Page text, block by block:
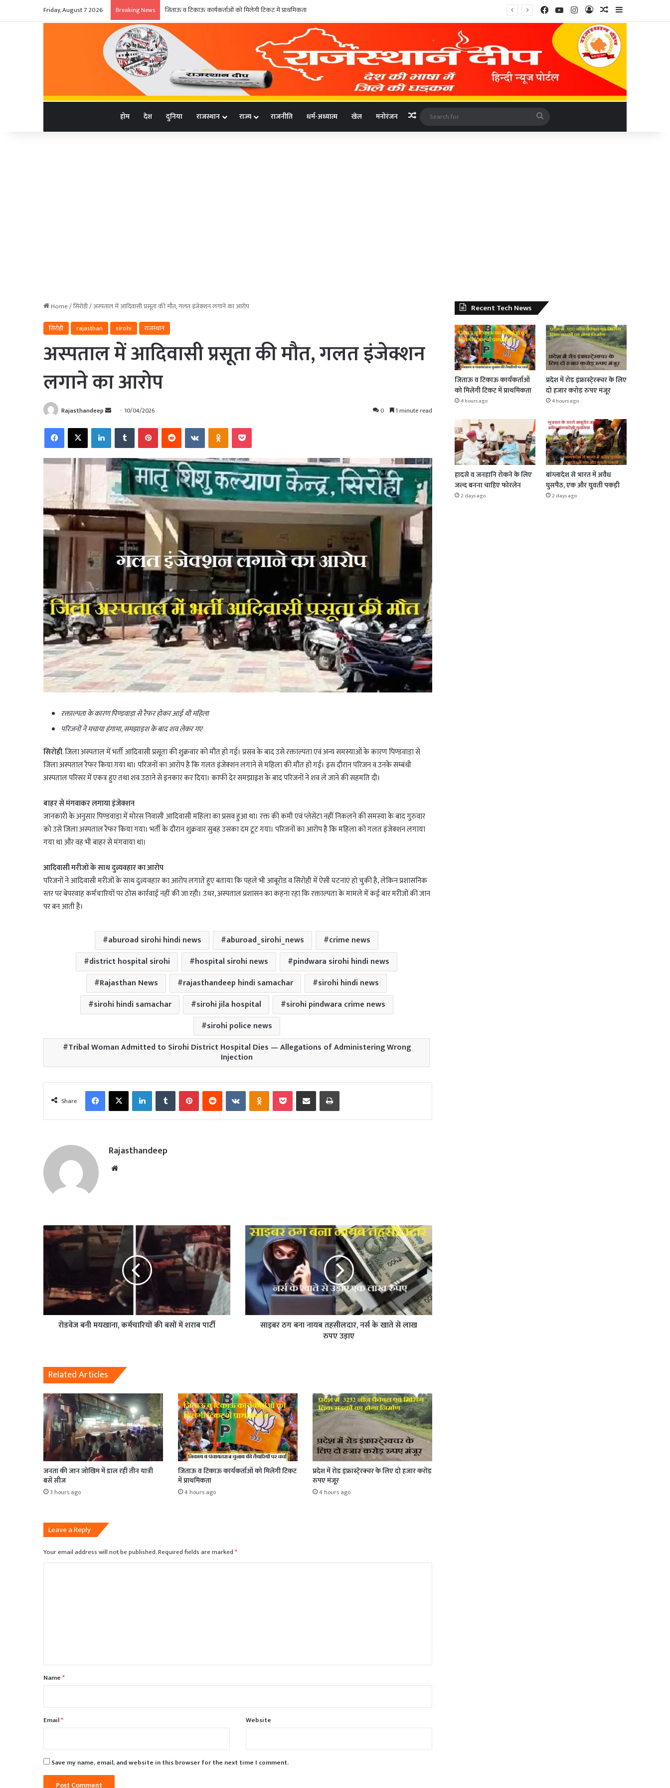
Friday, August 7 2026 Breaking News जिताऊ व टिकाऊ कार्यकर्ताओं को मिलेगी टिकट में प्राथमिकता FacebookYouTubeInstagram
Log InRandom Article
Sidebar
होम देश दुनिया राजस्थान राज्य राजनीति धर्म-अध्यात्म खेल मनोरंजन Random Article
Search
for
Home/सिरोही/अस्पताल में आदिवासी प्रसूता की मौत, गलत इंजेक्शन लगाने का आरोप
सिरोही
rajasthan sirohi राजस्थान
अस्पताल में आदिवासी प्रसूता की मौत, गलत इंजेक्शन
लगाने का आरोप
Rajasthandeep
Send
email
10/04/2026 0 1 minute read
FacebookX LinkedInTumblr PinterestReddit VKontakteOdnoklassniki
Pocket
रक्ताल्पता के कारण पिण्डवाड़ा से रैफर होकर आई थी महिला
परिजनों ने मचाया हंगामा, समझाइश के बाद शव लेकर गए
सिरोही. जिला अस्पताल में भर्ती आदिवासी प्रसूता की शुक्रवार को मौत हो गई। प्रसव के बाद उसे रक्ताल्पता एवं अन्य समस्याओं के कारण पिण्डवाड़ा से
जिला अस्पताल रैफर किया गया था। परिजनों का आरोप है कि गलत इंजेक्शन लगाने से महिला की मौत हो गई। इस दौरान परिजन व उनके सम्बंधी
अस्पताल परिसर में एकत्र हुए तथा शव उठाने से इनकार कर दिया। काफी देर समझाइश के बाद परिजनों ने शव ले जाने की सहमति दी।
बाहर से मंगवाकर लगाया इंजेक्शन
जानकारी के अनुसार पिण्डवाड़ा में मोरस निवासी आदिवासी महिला का प्रसव हुआ था। रक्त की कमी एवं प्लेसेंटा नहीं निकलने की समस्या के बाद गुरुवार
को उसे जिला अस्पताल रैफर किया गया। भर्ती के दौरान शुक्रवार सुबह उसका दम टूट गया। परिजनों का आरोप है कि महिला को गलत इंजेक्शन लगाया
गया था और वह भी बाहर से मंगवाया था।
आदिवासी मरीजों के साथ दुव्र्यवहार का आरोप
परिजनों ने आदिवासी मरीजों के साथ दुव्र्यवहार का आरोप लगाते हुए बताया कि पहले भी आबूरोड व सिरोही में ऐसी घटनाएं हो चुकी है, लेकिन प्रशासनिक
स्तर पर बेपरवाह कर्मचारियों पर ठोस कार्रवाई नहीं की जा रही। उधर, अस्पताल प्रशासन का कहना रहा कि रक्ताल्पता के मामले में कई बार मरीजों की जान
पर बन आती है।
aburoad sirohi hindi news aburoad_sirohi_news
crime news
district hospital sirohi
hospital sirohi news
pindwara sirohi hindi news
Rajasthan News
rajasthandeep hindi samachar
sirohi hindi news
sirohi hindi samachar
sirohi jila hospital
sirohi pindwara crime news
sirohi police news
Tribal Woman Admitted to Sirohi District Hospital Dies — Allegations of Administering Wrong
Injection
Share
FacebookX LinkedInTumblr PinterestReddit VKontakteOdnoklassniki
Pocket Share via Email Print
Rajasthandeep
रोडवेज बनी मयखाना, कर्मचारियों की बसों में शराब पार्टी
साइबर ठग बना नायब तहसीलदार, नर्स के खाते से लाख
रुपए उड़ाए
Related Articles
जनता की जान जोखिम में डाल रही तीन यात्री
बसें सीज
3 hours ago
जिताऊ व टिकाऊ कार्यकर्ताओं को मिलेगी टिकट
में प्राथमिकता
4 hours ago
प्रदेश में रोड इंफ्रास्टे्रक्चर के लिए दो हजार करोड़
रुपए मंजूर
4 hours ago
Leave a Reply
Your email address will not be published.Required fields are marked*
*Name*
Email* Website
Save my name, email, and website in this browser for the next time I comment.
Recent Tech News
जिताऊ व टिकाऊ कार्यकर्ताओं
को मिलेगी टिकट में प्राथमिकता
4 hours ago
प्रदेश में रोड इंफ्रास्टे्रक्चर के लिए
दो हजार करोड़ रुपए मंजूर
4 hours ago
हादसे व जनहानि रोकने के लिए
जल्द बनना चाहिए फोरलेन
2 days ago
बांग्लादेश से भारत में अवैध
घुसपैठ, एक और युवती पकड़ी
2 days ago